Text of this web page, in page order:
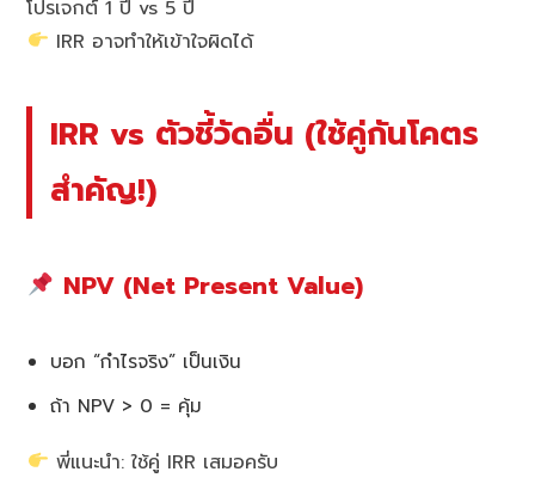
โปรเจกต์ 1 ปี vs 5 ปี
IRR อาจทำให้เข้าใจผิดได้
IRR vs ตัวชี้วัดอื่น (ใช้คู่กันโคตร
สำคัญ!)
NPV (Net Present Value)
บอก “กำไรจริง” เป็นเงิน
ถ้า NPV > 0 = คุ้ม
พี่แนะนำ: ใช้คู่ IRR เสมอครับ